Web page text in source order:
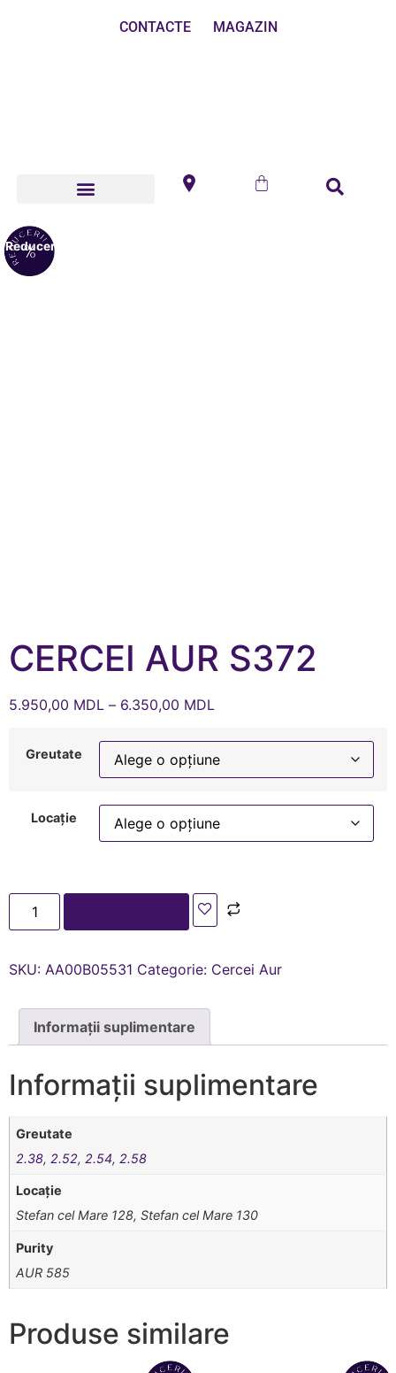
CONTACTE MAGAZIN
Reduceri!
CERCEI AUR S372
5.950,00 MDL – 6.350,00 MDL
Greutate
Locație
SKU: AA00В05531 Categorie: Cercei Aur
Informații suplimentare
Informații suplimentare
Greutate
2.38, 2.52, 2.54, 2.58
Locație
Stefan cel Mare 128, Stefan cel Mare 130
Purity
AUR 585
Produse similare